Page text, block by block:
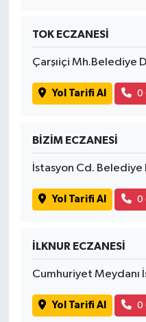
TOK ECZANESİ
Çarşıiçi Mh.Belediye
Yol Tarifi Al 0
BİZİM ECZANESİ
İstasyon Cd. Belediye
Yol Tarifi Al 0
İLKNUR ECZANESİ
Cumhuriyet Meydanı
Yol Tarifi Al 0